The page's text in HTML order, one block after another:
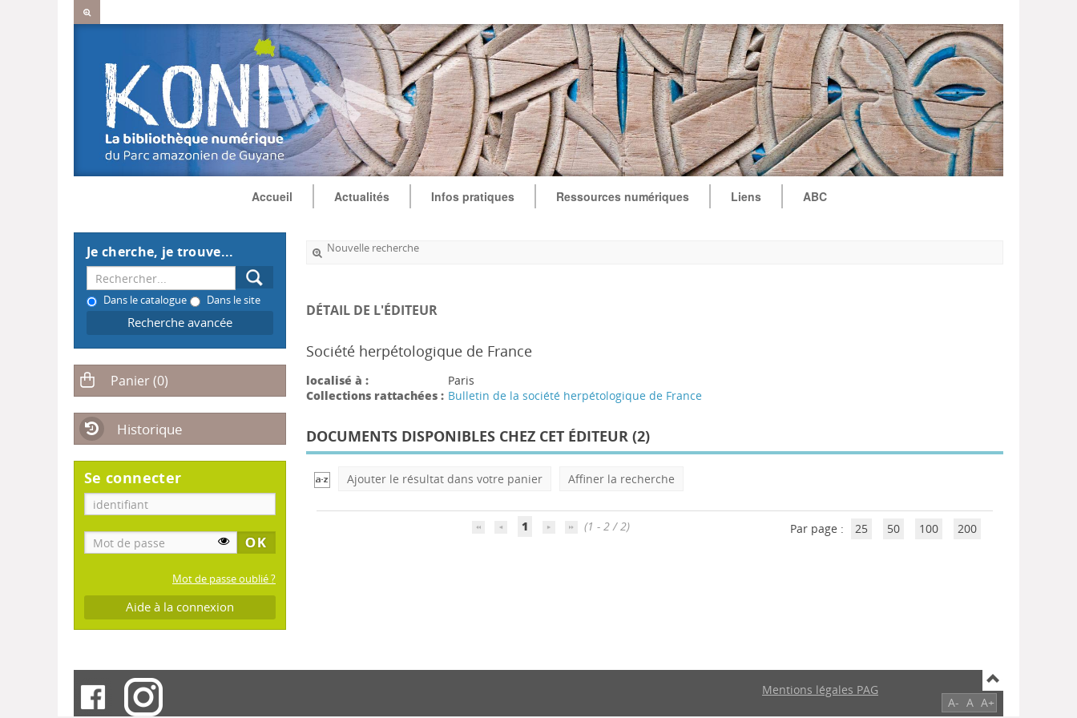
Accueil Actualités Infos pratiques Ressources numériques Liens ABC
Je cherche, je trouve...
Dans le catalogue Dans le site
Recherche avancée
Historique
Se connecter
Mot de passe oublié ?
Aide à la connexion
Nouvelle recherche
DÉTAIL DE L'ÉDITEUR
Société herpétologique de France
localisé à :
Paris
Collections rattachées : Bulletin de la société herpétologique de France
DOCUMENTS DISPONIBLES CHEZ CET ÉDITEUR (2)
Ajouter le résultat dans votre panier Affiner la recherche
1 (1 - 2 / 2) Par page : 25 50 100 200
Mentions légales PAG
A- A A+